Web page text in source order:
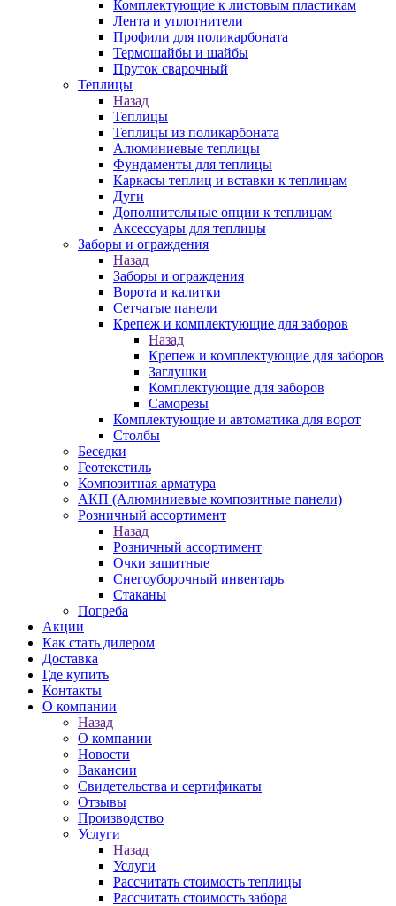
Комплектующие к листовым пластикам
Лента и уплотнители
Профили для поликарбоната
Термошайбы и шайбы
Пруток сварочный
Теплицы
Назад
Теплицы
Теплицы из поликарбоната
Алюминиевые теплицы
Фундаменты для теплицы
Каркасы теплиц и вставки к теплицам
Дуги
Дополнительные опции к теплицам
Аксессуары для теплицы
Заборы и ограждения
Назад
Заборы и ограждения
Ворота и калитки
Сетчатые панели
Крепеж и комплектующие для заборов
Назад
Крепеж и комплектующие для заборов
Заглушки
Комплектующие для заборов
Саморезы
Комплектующие и автоматика для ворот
Столбы
Беседки
Геотекстиль
Композитная арматура
АКП (Алюминиевые композитные панели)
Розничный ассортимент
Назад
Розничный ассортимент
Очки защитные
Снегоуборочный инвентарь
Стаканы
Погреба
Акции
Как стать дилером
Доставка
Где купить
Контакты
О компании
Назад
О компании
Новости
Вакансии
Свидетельства и сертификаты
Отзывы
Производство
Услуги
Назад
Услуги
Рассчитать стоимость теплицы
Рассчитать стоимость забора